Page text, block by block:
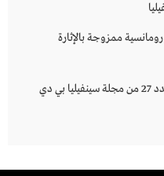
رومانسية ممزوجة بالإثارة
تحميل العدد 27 من مجلة سينفيليا بي دي